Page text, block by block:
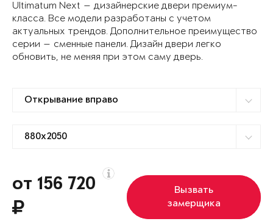
Ultimatum Next — дизайнерские двери премиум-
класса. Все модели разработаны с учетом
актуальных трендов. Дополнительное преимущество
серии — сменные панели. Дизайн двери легко
обновить, не меняя при этом саму дверь.
от 156 720
Вызвать
замерщика